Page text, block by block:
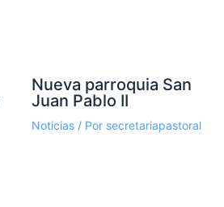
Nueva parroquia San
Juan Pablo II
Noticias / Por secretariapastoral